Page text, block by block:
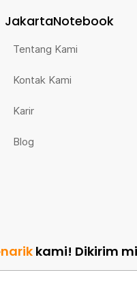
JakartaNotebook
Tentang Kami
Kontak Kami
Karir
Blog
kami! Dikirim